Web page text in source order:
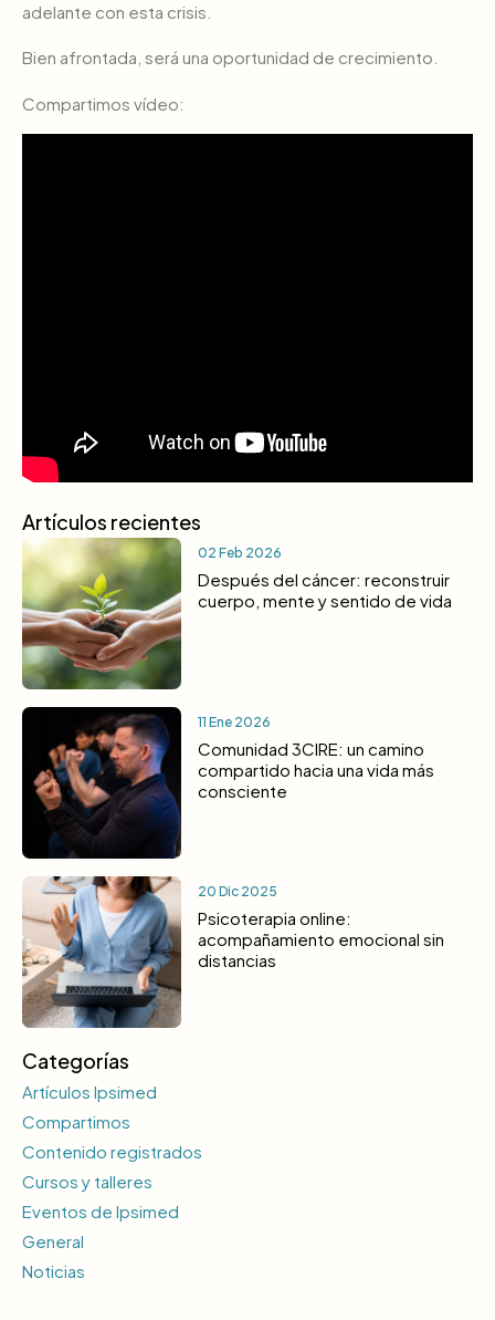
adelante con esta crisis.
Bien afrontada, será una oportunidad de crecimiento.
Compartimos vídeo:
Artículos recientes
02 Feb 2026
Después del cáncer: reconstruir
cuerpo, mente y sentido de vida
11 Ene 2026
Comunidad 3CIRE: un camino
compartido hacia una vida más
consciente
20 Dic 2025
Psicoterapia online:
acompañamiento emocional sin
distancias
Categorías
Artículos Ipsimed
Compartimos
Contenido registrados
Cursos y talleres
Eventos de Ipsimed
General
Noticias